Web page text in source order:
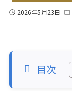
2026年5月23日
目次